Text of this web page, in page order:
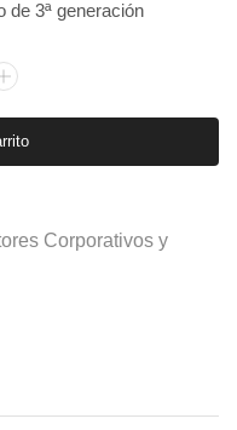
de 3ª generación
Corporativos y